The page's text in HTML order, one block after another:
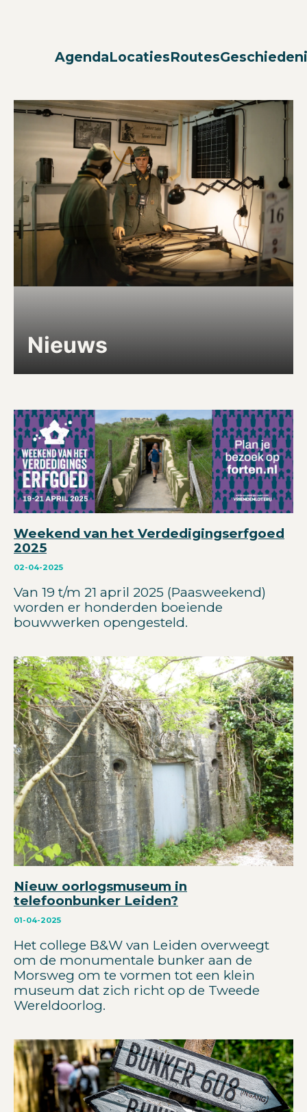
AgendaLocatiesRoutes
Nieuws
Weekend van het Verdedigingserfgoed
2025
02-04-2025
Van 19 t/m 21 april 2025 (Paasweekend)
worden er honderden boeiende
bouwwerken opengesteld.
Nieuw oorlogsmuseum in
telefoonbunker Leiden?
01-04-2025
Het college B&W van Leiden overweegt
om de monumentale bunker aan de
Morsweg om te vormen tot een klein
museum dat zich richt op de Tweede
Wereldoorlog.